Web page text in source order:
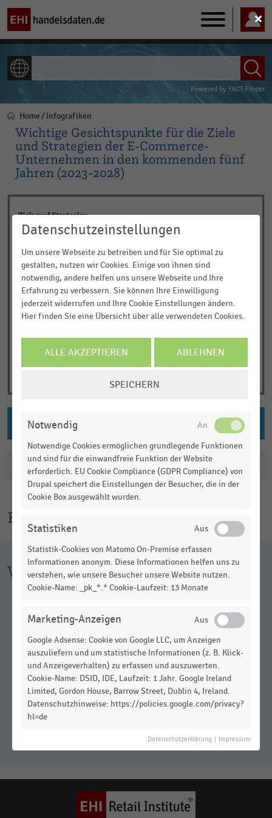
Main
navigation
Powered by FACT-Finder
Pfadnavigation
Home Infografiken
Wichtige Gesichtspunkte für die Ziele
und Strategien der E-Commerce-
Unternehmen in den kommenden fünf
Jahren (2023-2028)
Erklärtext
Katalogisierung
Weitere Infografiken
Anteil der Bestandskund:innen bei
Datenschutzeinstellungen
Um unsere Webseite zu betreiben und für Sie optimal zu
gestalten, nutzen wir Cookies. Einige von ihnen sind
notwendig, andere helfen uns unsere Webseite und Ihre
Erfahrung zu verbessern. Sie können Ihre Einwilligung
jederzeit widerrufen und Ihre Cookie Einstellungen ändern.
Hier finden Sie eine Übersicht über alle verwendeten Cookies.
ALLE AKZEPTIEREN ABLEHNEN
SPEICHERN
Notwendig
Notwendige Cookies ermöglichen grundlegende Funktionen
und sind für die einwandfreie Funktion der Website
erforderlich. EU Cookie Compliance (GDPR Compliance) von
Drupal speichert die Einstellungen der Besucher, die in der
Cookie Box ausgewählt wurden.
Statistiken
Statistik-Cookies von Matomo On-Premise erfassen
Informationen anonym. Diese Informationen helfen uns zu
verstehen, wie unsere Besucher unsere Website nutzen.
Cookie-Name: _pk_*.* Cookie-Laufzeit: 13 Monate
Marketing-Anzeigen
Google Adsense: Cookie von Google LLC, um Anzeigen
auszuliefern und um statistische Informationen (z. B. Klick-
und Anzeigeverhalten) zu erfassen und auszuwerten.
Cookie-Name: DSID, IDE, Laufzeit: 1 Jahr. Google Ireland
Limited, Gordon House, Barrow Street, Dublin 4, Ireland.
Datenschutzhinweise: https://policies.google.com/privacy?
hl=de
Datenschutzerklärung Impressum